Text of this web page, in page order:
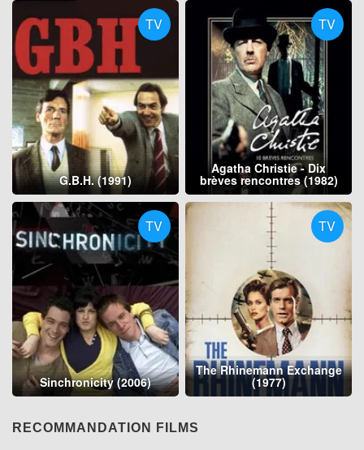
TV
G.B.H. (1991)
TV
Agatha Christie - Dix
brèves rencontres (1982)
TV
Sinchronicity (2006)
TV
The Rhinemann Exchange
(1977)
RECOMMANDATION FILMS